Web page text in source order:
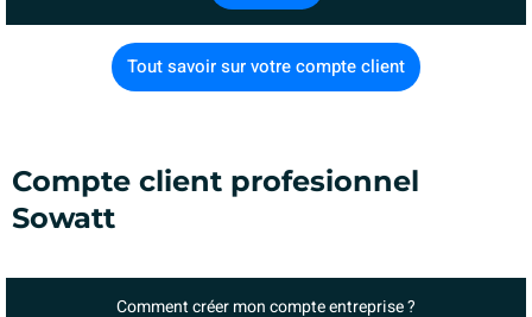
Tout savoir sur votre compte client
Compte client profesionnel
Sowatt
Comment créer mon compte entreprise ?